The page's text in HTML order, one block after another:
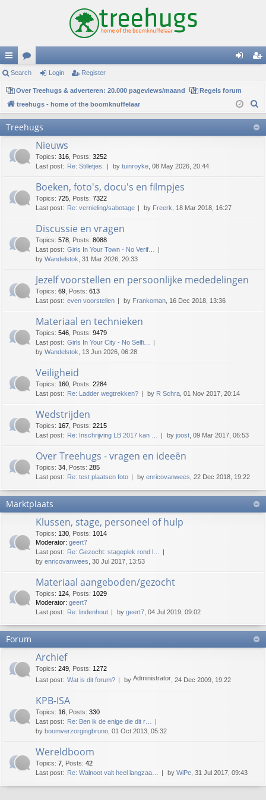
ui
ck
lin
ks
or
u
m
s
in
er
Search Login Register
Over Treehugs & adverteren: 20.000 pageviews/maand
Regels forum
treehugs - home of the boomknuffelaar
Treehugs
Nieuws
Topics: 316 Posts: 3252
Last post: Re: Stilletjes. by tuinroyke , 08 May 2026, 20:44
Boeken, foto's, docu's en filmpjes
Topics: 725 Posts: 7322
Last post: Re: vernieling/sabotage by Freerk , 18 Mar 2018, 16:27
Discussie en vragen
Topics: 578 Posts: 8088
Last post: Girls In Your Town - No Verif…
by Wandelstok , 31 Mar 2026, 20:33
Jezelf voorstellen en persoonlijke mededelingen
Topics: 69 Posts: 613
Last post: even voorstellen by Frankoman , 16 Dec 2018, 13:36
Materiaal en technieken
Topics: 546 Posts: 9479
Last post: Girls In Your City - No Selfi…
by Wandelstok , 13 Jun 2026, 06:28
Veiligheid
Topics: 160 Posts: 2284
Last post: Re: Ladder wegtrekken? by R Schra , 01 Nov 2017, 20:14
Wedstrijden
Topics: 167 Posts: 2215
Last post: Re: Inschrijving LB 2017 kan … by joost , 09 Mar 2017, 06:53
Over Treehugs - vragen en ideeën
Topics: 34 Posts: 285
Last post: Re: test plaatsen foto by enricovanwees , 22 Dec 2018, 19:22
Marktplaats
Klussen, stage, personeel of hulp
Topics: 130 Posts: 1014
Moderator: geert7
Last post: Re: Gezocht: stageplek rond l…
by enricovanwees , 30 Jul 2017, 13:53
Materiaal aangeboden/gezocht
Topics: 124 Posts: 1029
Moderator: geert7
Last post: Re: lindenhout by geert7 , 04 Jul 2019, 09:02
Forum
Archief
Topics: 249 Posts: 1272
Last post: Wat is dit forum? by Administrator , 24 Dec 2009, 19:22
KPB-ISA
Topics: 16 Posts: 330
Last post: Re: Ben ik de enige die dit r…
by boomverzorgingbruno , 01 Oct 2013, 05:32
Wereldboom
Topics: 7 Posts: 42
Last post: Re: Walnoot valt heel langzaa… by WiPe , 31 Jul 2017, 09:43